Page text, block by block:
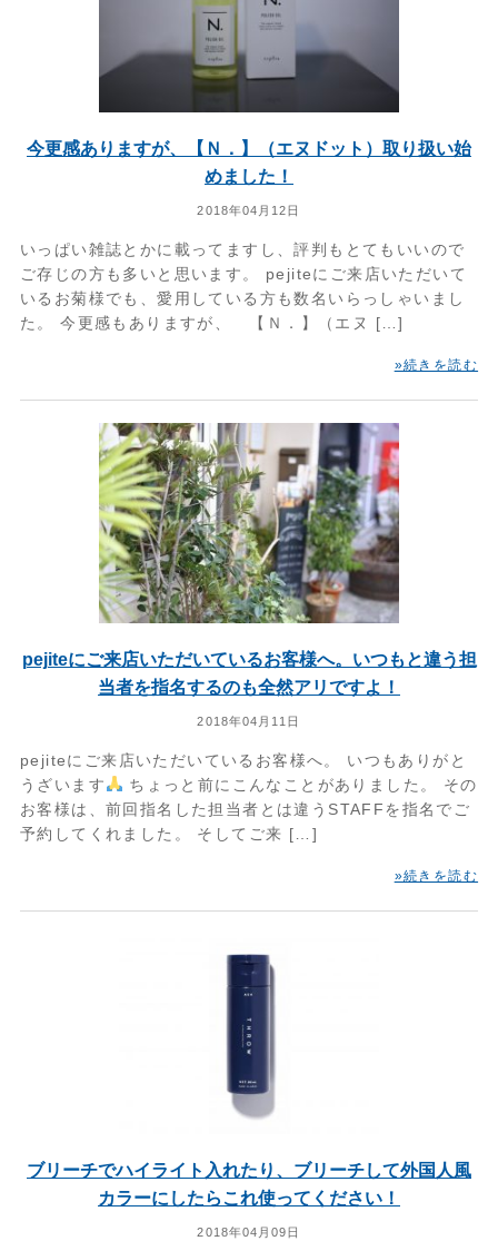
今更感ありますが、【Ｎ．】（エヌドット）取り扱い始
めました！
2018年04月12日
いっぱい雑誌とかに載ってますし、評判もとてもいいので
ご存じの方も多いと思います。 pejiteにご来店いただいて
いるお菊様でも、愛用している方も数名いらっしゃいまし
た。 今更感もありますが、 【Ｎ．】（エヌ […]
»続きを読む
pejiteにご来店いただいているお客様へ。いつもと違う担
当者を指名するのも全然アリですよ！
2018年04月11日
pejiteにご来店いただいているお客様へ。 いつもありがと
うざいます
ちょっと前にこんなことがありました。 その
お客様は、前回指名した担当者とは違うSTAFFを指名でご
予約してくれました。 そしてご来 […]
»続きを読む
ブリーチでハイライト入れたり、ブリーチして外国人風
カラーにしたらこれ使ってください！
2018年04月09日